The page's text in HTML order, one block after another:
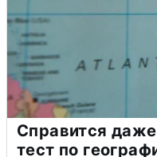
Справится
тест по